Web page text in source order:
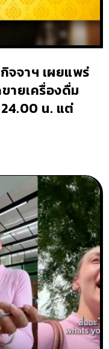
จจาฯ เผยแพร่
ายเครื่องดื่ม
น. แต่